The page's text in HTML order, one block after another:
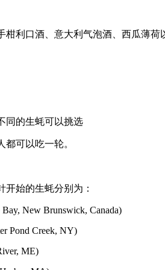
柑利口酒、意大利气泡酒、西瓜薄荷
同的生蚝可以挑选
可以吃一轮。
开始的生蚝分别为：
New Brunswick, Canada)
Pond Creek, NY)
ME)